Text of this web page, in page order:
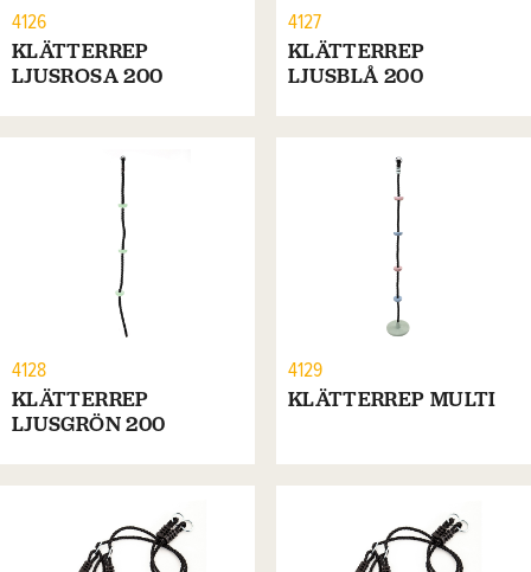
4126
KLÄTTERREP
LJUSROSA 200
4127
KLÄTTERREP
LJUSBLÅ 200
4128
KLÄTTERREP
LJUSGRÖN 200
4129
KLÄTTERREP MULTI